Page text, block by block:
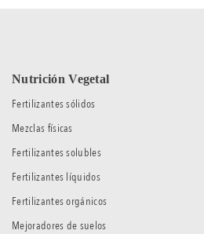
Nutrición Vegetal
Fertilizantes sólidos
Mezclas físicas
Fertilizantes solubles
Fertilizantes líquidos
Fertilizantes orgánicos
Mejoradores de suelos